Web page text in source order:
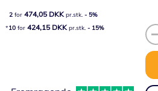
2 for474,05 DKK pr.stk.- 5%
10 for424,15 DKK pr.stk.- 15%